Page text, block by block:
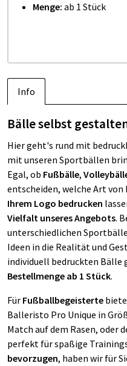
Menge: ab 1 Stück
Info
Bälle selbst
Hier geht's rund mit
mit unseren Sportbällen
Egal, ob Fußbälle,
entscheiden, welche Art von
Ihrem Logo bedrucken
Vielfalt unseres Angebots.
unterschiedlichen
Ideen in die Realität und
individuell bedruckten Bälle
Bestellmenge ab 1 Stück.
Für Fußballbegeisterte
Balleristo Pro Unique in
Match auf dem Rasen, oder
perfekt für spaßige
bevorzugen, haben wir für